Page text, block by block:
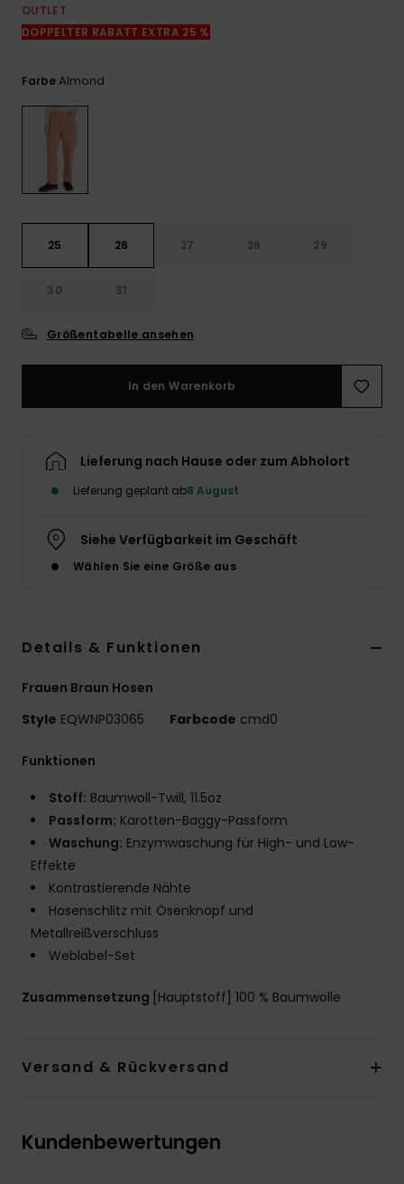
ansehen
OUTLET
DOPPELTER RABATT EXTRA 25 %
FarbeAlmond
25 26 27 28 29
30 31
Größentabelle ansehen
In den Warenkorb
Lieferung nach Hause oder zum Abholort
Lieferung geplant ab8 August
Siehe Verfügbarkeit im Geschäft
Wählen Sie eine Größe aus
Details & Funktionen
Frauen Braun Hosen
Style EQWNP03065 Farbcode cmd0
Funktionen
Stoff: Baumwoll-Twill, 11.5oz
Passform: Karotten-Baggy-Passform
Waschung: Enzymwaschung für High- und Low-
Effekte
Kontrastierende Nähte
Hosenschlitz mit Ösenknopf und
Metallreißverschluss
Weblabel-Set
Zusammensetzung [Hauptstoff] 100 % Baumwolle
Versand & Rückversand
Kundenbewertungen